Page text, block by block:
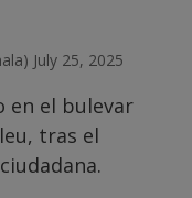
July 25, 2025
en el bulevar
tras el